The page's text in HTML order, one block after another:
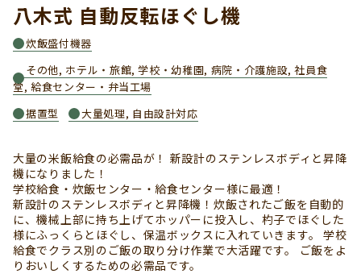
八木式 自動反転ほぐし機
炊飯盛付機器
その他, ホテル・旅館, 学校・幼稚園, 病院・介護施設, 社員食
堂, 給食センター・弁当工場
据置型
大量処理, 自由設計対応
大量の米飯給食の必需品が！ 新設計のステンレスボディと昇降
機になりました！
学校給食・炊飯センター・給食センター様に最適！
新設計のステンレスボディと昇降機！炊飯されたご飯を自動的
に、機械上部に持ち上げてホッパーに投入し、杓子でほぐした
様にふっくらとほぐし、保温ボックスに入れていきます。 学校
給食でクラス別のご飯の取り分け作業で大活躍です。 ご飯をよ
りおいしくするための必需品です。